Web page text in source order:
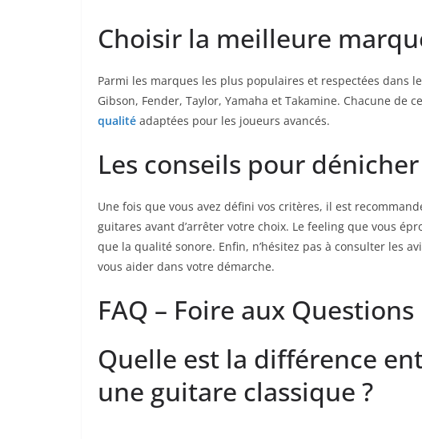
Choisir la meilleure
Parmi les ​marques les plus populaires et respectées dans
⁣Gibson, Fender, ‌Taylor, Yamaha et Takamine. Chacune de
qualité adaptées pour ‍les⁤ joueurs avancés.
Les conseils pour
Une fois que​ vous avez ‌défini vos critères, ‌il est
guitares avant d’arrêter votre​ choix. Le feeling que vous
​que la ​qualité sonore. Enfin, n’hésitez pas à consulter les
vous aider dans votre démarche.
FAQ⁤ – Foire aux Questions
Quelle est la différence
une guitare classique ⁣?